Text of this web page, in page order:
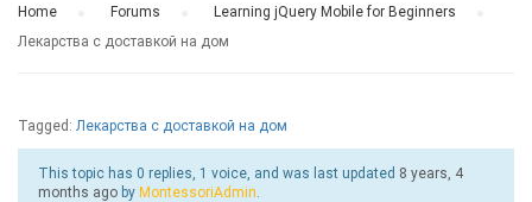
Home Forums Learning jQuery Mobile for Beginners
Лекарства с доставкой на дом
Tagged: Лекарства с доставкой на дом
This topic has 0 replies, 1 voice, and was last updated 8 years, 4
months ago by MontessoriAdmin.